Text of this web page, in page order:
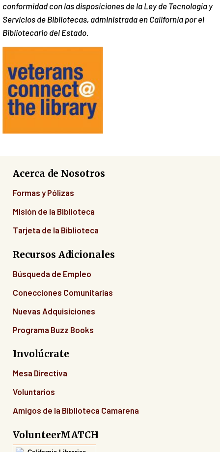
conformidad con las disposiciones de la Ley de Tecnología y
Servicios de Bibliotecas, administrada en California por el
Bibliotecario del Estado.
Acerca de Nosotros
Formas y Pólizas
Misión de la Biblioteca
Tarjeta de la Biblioteca
Recursos Adicionales
Búsqueda de Empleo
Conecciones Comunitarias
Nuevas Adquisiciones
Programa Buzz Books
Involúcrate
Mesa Directiva
Voluntarios
Amigos de la Biblioteca Camarena
VolunteerMATCH